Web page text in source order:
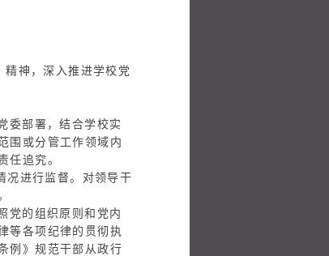
神，深入推进学校党
委部署，结合学校实
围或分管工作领域内
任追究。
况进行监督。对领导干
党的组织原则和党内
等各项纪律的贯彻执
例》规范干部从政行